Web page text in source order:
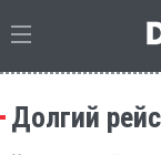
Долгий